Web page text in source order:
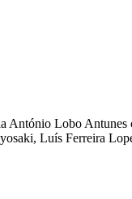
António Lobo Antunes
Luís Ferreira